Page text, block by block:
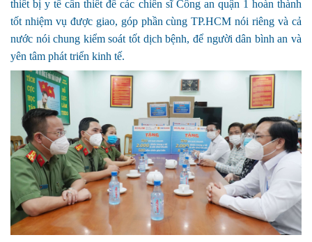
thiết bị y tế cần thiết để các chiến sĩ Công an quận 1 hoàn thành
tốt nhiệm vụ được giao, góp phần cùng TP.HCM nói riêng và cả
nước nói chung kiểm soát tốt dịch bệnh, để người dân bình an và
yên tâm phát triển kinh tế.